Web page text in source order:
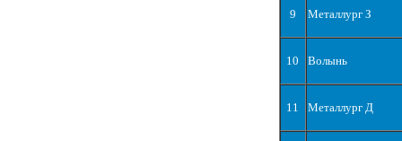
9 Металлург З
10 Волынь
11 Металлург Д